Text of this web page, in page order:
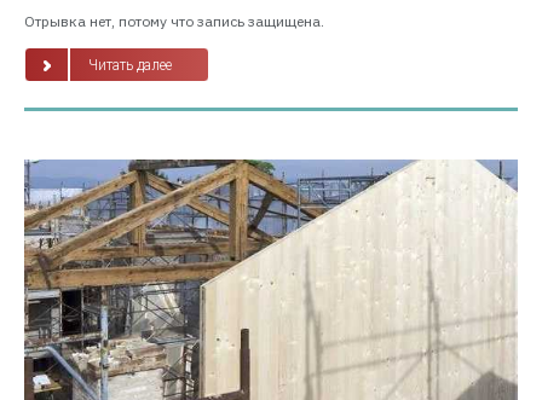
Отрывка нет, потому что запись защищена.
Читать далее